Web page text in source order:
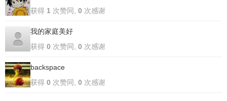
获得 1 次赞同, 0 次感谢
我的家庭美好
获得 0 次赞同, 0 次感谢
backspace
获得 0 次赞同, 0 次感谢